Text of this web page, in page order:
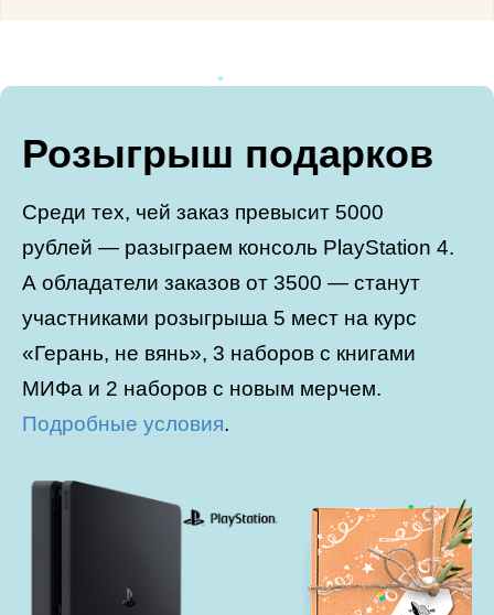
Розыгрыш подарков
Среди тех, чей заказ превысит 5000
рублей — разыграем консоль PlayStation 4.
А обладатели заказов от 3500 — станут
участниками розыгрыша 5 мест на курс
«Герань, не вянь», 3 наборов с книгами
МИФа и 2 наборов с новым мерчем.
Подробные условия.